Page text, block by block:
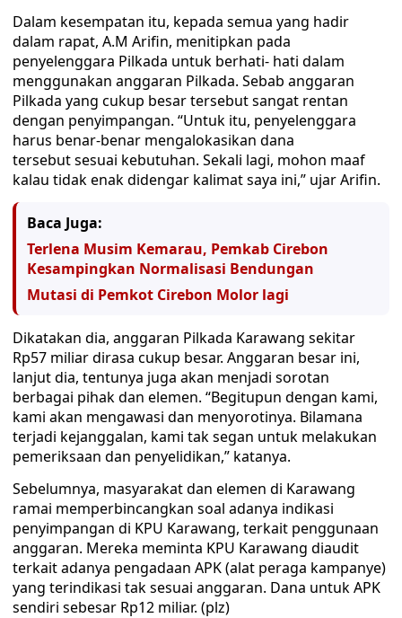
Dalam kesempatan itu, kepada semua yang hadir
dalam rapat, A.M Arifin, menitipkan pada
penyelenggara Pilkada untuk berhati- hati dalam
menggunakan anggaran Pilkada. Sebab anggaran
Pilkada yang cukup besar tersebut sangat rentan
dengan penyimpangan. “Untuk itu, penyelenggara
harus benar-benar mengalokasikan dana
tersebut sesuai kebutuhan. Sekali lagi, mohon maaf
kalau tidak enak didengar kalimat saya ini,” ujar Arifin.
Baca Juga:
Terlena Musim Kemarau, Pemkab Cirebon
Kesampingkan Normalisasi Bendungan
Mutasi di Pemkot Cirebon Molor lagi
Dikatakan dia, anggaran Pilkada Karawang sekitar
Rp57 miliar dirasa cukup besar. Anggaran besar ini,
lanjut dia, tentunya juga akan menjadi sorotan
berbagai pihak dan elemen. “Begitupun dengan kami,
kami akan mengawasi dan menyorotinya. Bilamana
terjadi kejanggalan, kami tak segan untuk melakukan
pemeriksaan dan penyelidikan,” katanya.
Sebelumnya, masyarakat dan elemen di Karawang
ramai memperbincangkan soal adanya indikasi
penyimpangan di KPU Karawang, terkait penggunaan
anggaran. Mereka meminta KPU Karawang diaudit
terkait adanya pengadaan APK (alat peraga kampanye)
yang terindikasi tak sesuai anggaran. Dana untuk APK
sendiri sebesar Rp12 miliar. (plz)